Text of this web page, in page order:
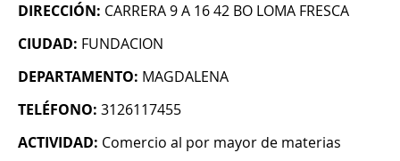
DIRECCIÓN: CARRERA 9 A 16 42 BO LOMA FRESCA
CIUDAD: FUNDACION
DEPARTAMENTO: MAGDALENA
TELÉFONO: 3126117455
ACTIVIDAD: Comercio al por mayor de materias